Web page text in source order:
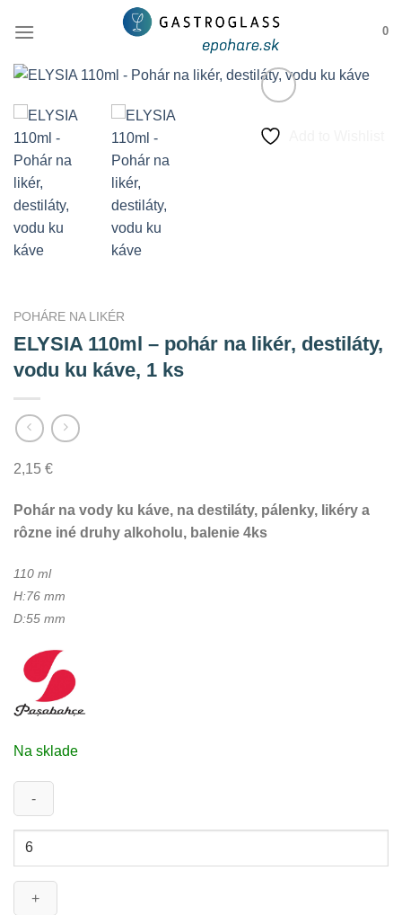
0
POHÁRE NA LIKÉR
ELYSIA 110ml – pohár na likér, destiláty,
vodu ku káve, 1 ks
2,15 €
Pohár na vody ku káve, na destiláty, pálenky, likéry a
rôzne iné druhy alkoholu, balenie 4ks
110 ml
H:76 mm
D:55 mm
Na sklade
množstvo
110ml